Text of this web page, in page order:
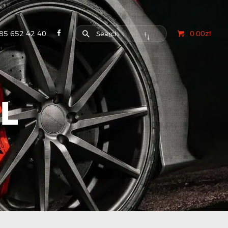
652 42 40 0.00zł